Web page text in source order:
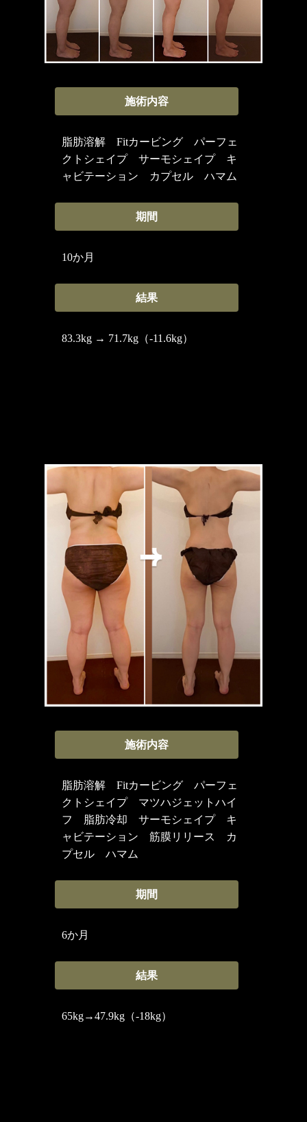
施術内容
脂肪溶解 Fitカービング パーフェ
クトシェイプ サーモシェイプ キ
ャビテーション カプセル ハマム
期間
10か月
結果
83.3kg → 71.7kg（-11.6kg）
施術内容
脂肪溶解 Fitカービング パーフェ
クトシェイプ マツハジェットハイ
フ 脂肪冷却 サーモシェイプ キ
ャビテーション 筋膜リリース カ
プセル ハマム
期間
6か月
結果
65kg→47.9kg（-18kg）